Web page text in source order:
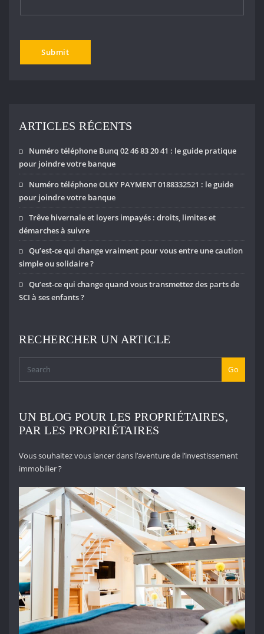
ARTICLES RÉCENTS
Numéro téléphone Bunq 02 46 83 20 41 : le guide pratique
pour joindre votre banque
Numéro téléphone OLKY PAYMENT 0188332521 : le guide
pour joindre votre banque
Trêve hivernale et loyers impayés : droits, limites et
démarches à suivre
Qu’est-ce qui change vraiment pour vous entre une caution
simple ou solidaire ?
Qu’est-ce qui change quand vous transmettez des parts de
SCI à ses enfants ?
RECHERCHER UN ARTICLE
Go
UN BLOG POUR LES PROPRIÉTAIRES,
PAR LES PROPRIÉTAIRES
Vous souhaitez vous lancer dans l’aventure de l’investissement
immobilier ?